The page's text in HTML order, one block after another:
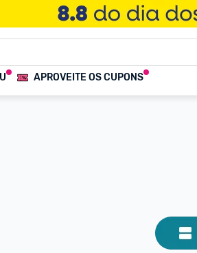
APROVEITE OS CUPONS